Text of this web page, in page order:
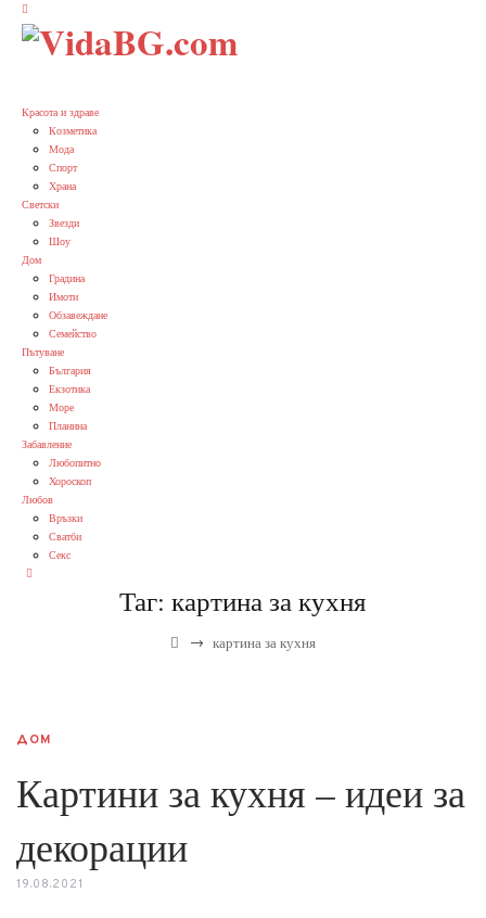
Красота и здраве
Козметика
Мода
Спорт
Храна
Светски
Звезди
Шоу
Дом
Градина
Имоти
Обзавеждане
Семейство
Пътуване
България
Екзотика
Море
Планина
Забавление
Любопитно
Хороскоп
Любов
Връзки
Сватби
Секс
Таг: картина за кухня
→ картина за кухня
ДОМ
Картини за кухня – идеи за
декорации
19.08.2021